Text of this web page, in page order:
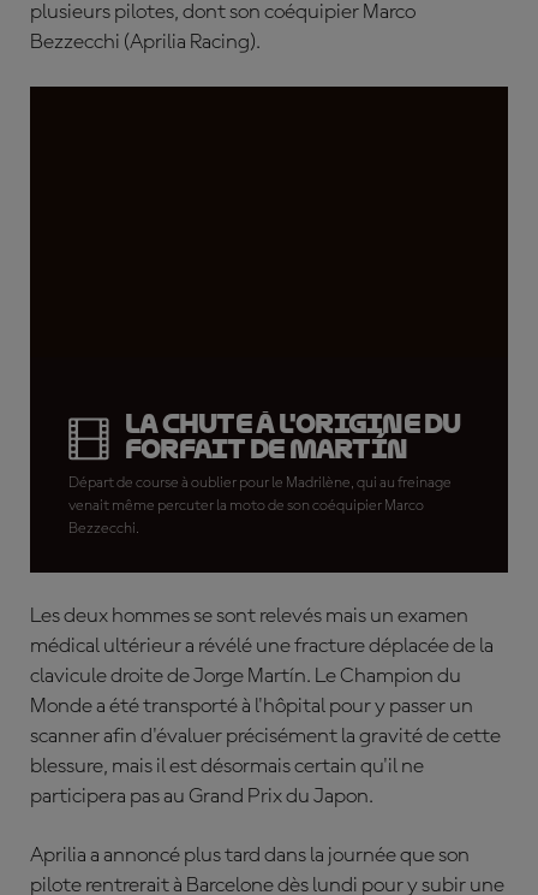
plusieurs pilotes, dont son coéquipier Marco
Bezzecchi (Aprilia Racing).
La chute à l'origine du
forfait de Martín
Départ de course à oublier pour le Madrilène, qui au freinage
venait même percuter la moto de son coéquipier Marco
Bezzecchi.
Les deux hommes se sont relevés mais un examen
médical ultérieur a révélé une fracture déplacée de la
clavicule droite de Jorge Martín. Le Champion du
Monde a été transporté à l'hôpital pour y passer un
scanner afin d'évaluer précisément la gravité de cette
blessure, mais il est désormais certain qu'il ne
participera pas au Grand Prix du Japon.
Aprilia a annoncé plus tard dans la journée que son
pilote rentrerait à Barcelone dès lundi pour y subir une